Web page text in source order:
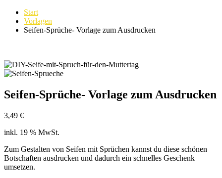
Start
Vorlagen
Seifen-Sprüche- Vorlage zum Ausdrucken
Seifen-Sprüche- Vorlage zum Ausdrucken
3,49 €
inkl. 19 % MwSt.
Zum Gestalten von Seifen mit Sprüchen kannst du diese schönen
Botschaften ausdrucken und dadurch ein schnelles Geschenk
umsetzen.